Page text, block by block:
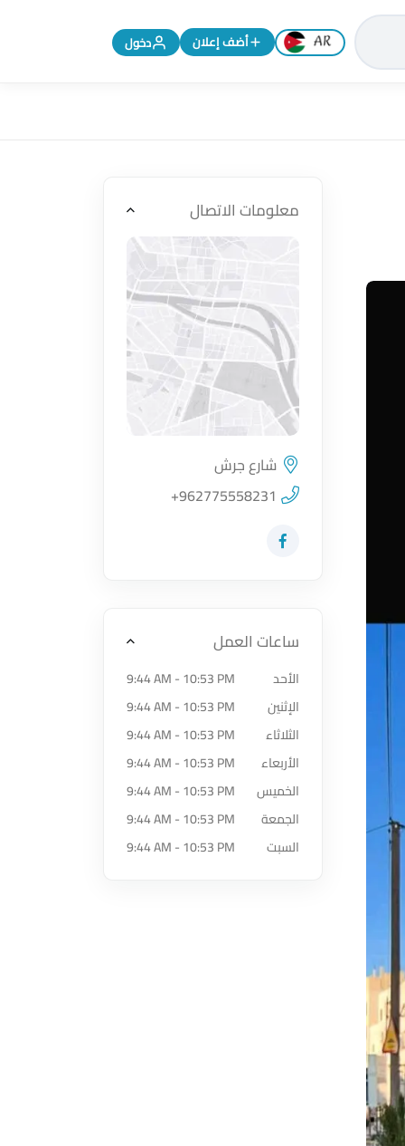
تغيير اللغة إلى الإنجليزية
أضف إعلان دخول
معلومات الاتصال
اضغط لتحميل الموقع
شارع جرش
+962775558231
زيارة حساب المتجر على Facebook-f
ساعات العمل
الأحد
9:44 AM - 10:53 PM
الإثنين
9:44 AM - 10:53 PM
الثلاثاء
9:44 AM - 10:53 PM
الأربعاء
9:44 AM - 10:53 PM
الخميس
9:44 AM - 10:53 PM
الجمعة
9:44 AM - 10:53 PM
السبت
9:44 AM - 10:53 PM